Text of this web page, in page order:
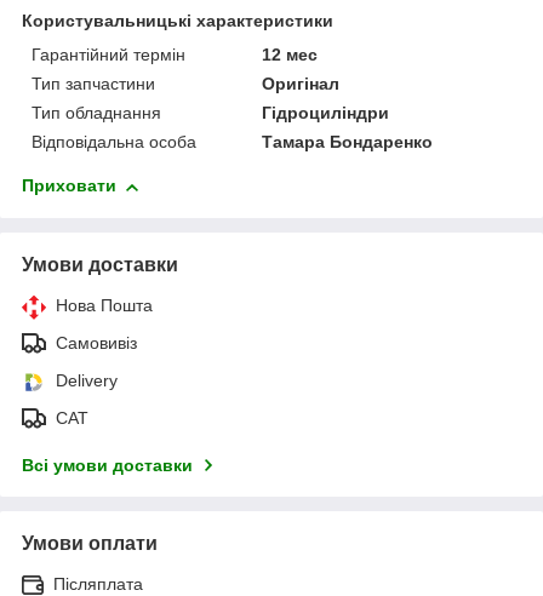
Користувальницькі характеристики
Гарантійний термін
12 мес
Тип запчастини
Оригінал
Тип обладнання
Гідроциліндри
Відповідальна особа
Тамара Бондаренко
Приховати
Умови доставки
Нова Пошта
Самовивіз
Delivery
САТ
Всі умови доставки
Умови оплати
Післяплата